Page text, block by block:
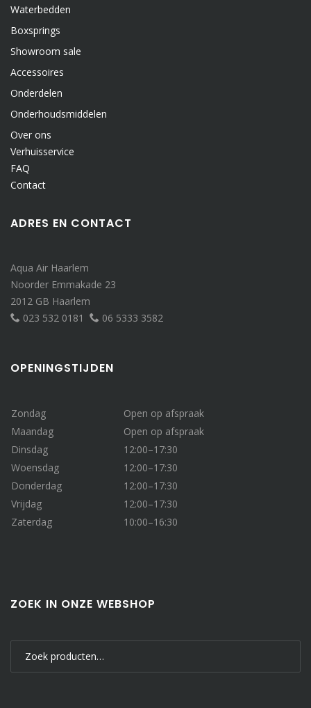
Waterbedden
Boxsprings
Showroom sale
Accessoires
Onderdelen
Onderhoudsmiddelen
Over ons
Verhuisservice
FAQ
Contact
ADRES EN CONTACT
Aqua Air Haarlem
Noorder Emmakade 23
2012 GB Haarlem
023 532 0181
06 5333 3582
OPENINGSTIJDEN
Zondag
Open op afspraak
Maandag
Open op afspraak
Dinsdag
12:00–17:30
Woensdag
12:00–17:30
Donderdag
12:00–17:30
Vrijdag
12:00–17:30
Zaterdag
10:00–16:30
ZOEK IN ONZE WEBSHOP